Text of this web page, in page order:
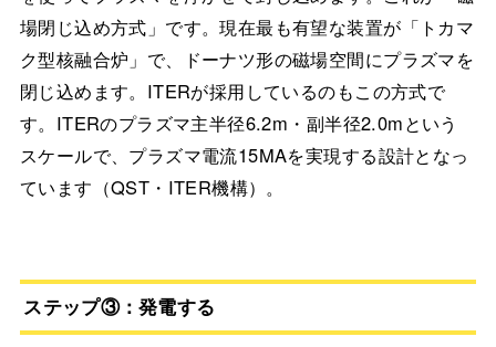
場閉じ込め方式」です。現在最も有望な装置が「トカマ
ク型核融合炉」で、ドーナツ形の磁場空間にプラズマを
閉じ込めます。ITERが採用しているのもこの方式で
す。ITERのプラズマ主半径6.2m・副半径2.0mという
スケールで、プラズマ電流15MAを実現する設計となっ
ています（QST・ITER機構）。
ステップ③：発電する